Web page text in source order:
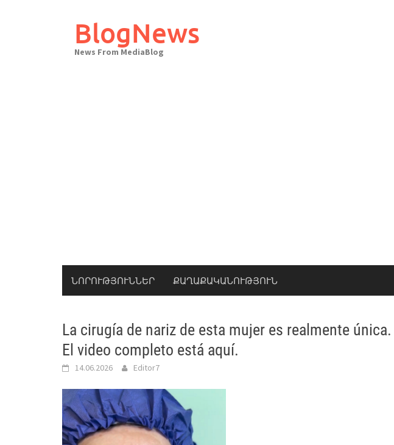
BlogNews
News From MediaBlog
ՆՈՐՈՒԹՅՈՒՆՆԵՐ ՔԱՂԱՔԱԿԱՆՈՒԹՅՈՒՆ
La cirugía de nariz de esta mujer es realmente
El video completo está aquí.
14.06.2026 Editor7